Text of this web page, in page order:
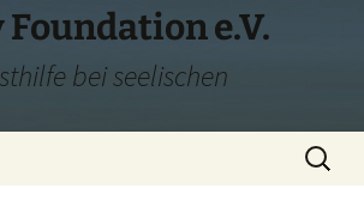
e.V.
bei seelischen
Search
for: